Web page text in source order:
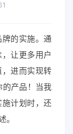
的实施。通
让更多用户
进而实现转
的产品！当我
计划时，还
。